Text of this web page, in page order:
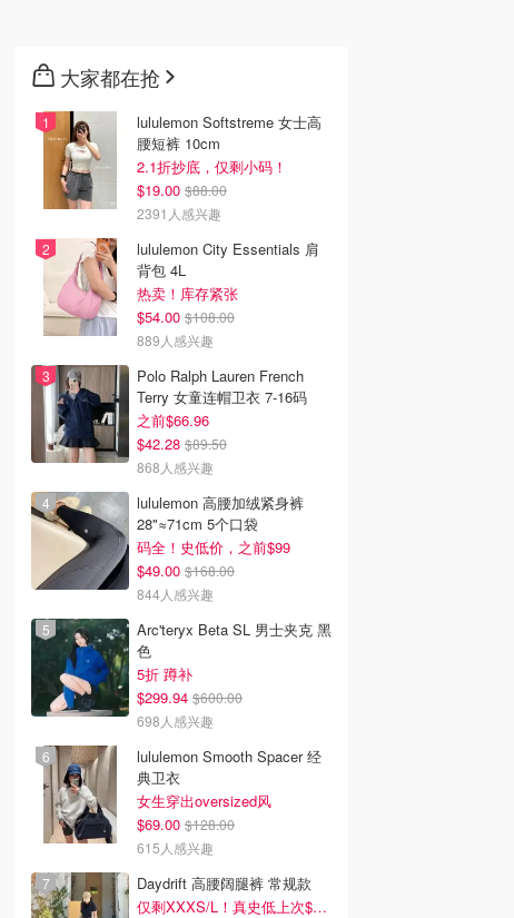
大家都在抢
lululemon Softstreme 女士高
腰短裤 10cm
2.1折抄底，仅剩小码！
$19.00 $88.00
2391人感兴趣
lululemon City Essentials 肩
背包 4L
热卖！库存紧张
$54.00 $108.00
889人感兴趣
Polo Ralph Lauren French
Terry 女童连帽卫衣 7-16码
之前$66.96
$42.28 $89.50
868人感兴趣
lululemon 高腰加绒紧身裤
28"≈71cm 5个口袋
码全！史低价，之前$99
$49.00 $168.00
844人感兴趣
Arc'teryx Beta SL 男士夹克 黑
色
5折 蹲补
$299.94 $600.00
698人感兴趣
lululemon Smooth Spacer 经
典卫衣
女生穿出oversized风
$69.00 $128.00
615人感兴趣
Daydrift 高腰阔腿裤 常规款
仅剩XXXS/L！真史低上次$114